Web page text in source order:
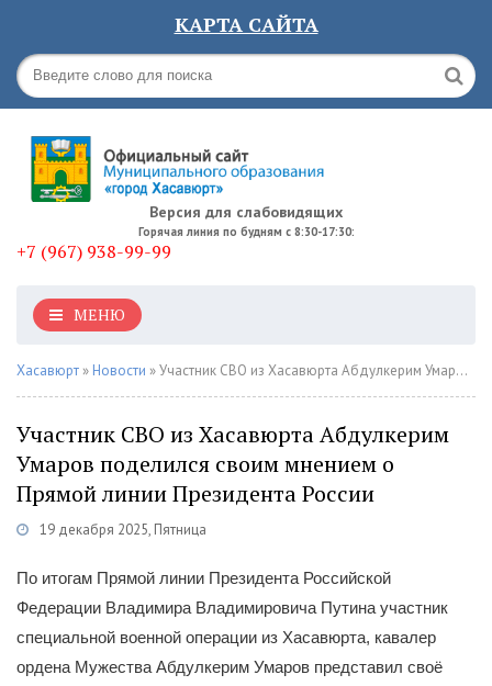
КАРТА САЙТА
Версия для слабовидящих
Горячая линия по будням с 8:30-17:30:
+7 (967) 938-99-99
МЕНЮ
Хасавюрт » Новости » Участник СВО из Хасавюрта Абдулкерим Умаров поделился своим мнением о Прямой линии Президента России
Участник СВО из Хасавюрта Абдулкерим
Умаров поделился своим мнением о
Прямой линии Президента России
19 декабря 2025, Пятница
По итогам Прямой линии Президента Российской
Федерации Владимира Владимировича Путина участник
специальной военной операции из Хасавюрта, кавалер
ордена Мужества Абдулкерим Умаров представил своё